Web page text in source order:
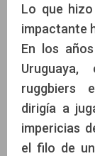
Lo que
impactante
En los
ruggbiers
dirigía a
impericias
el filo de